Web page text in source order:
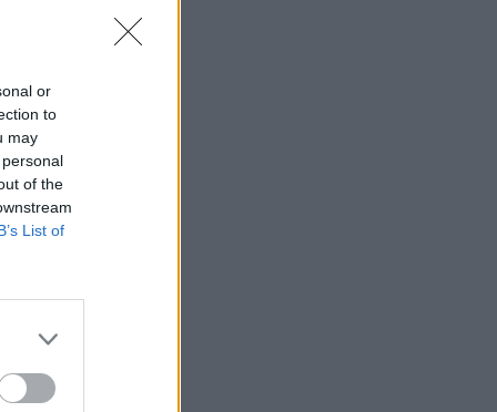
or
to
may
of the
List of